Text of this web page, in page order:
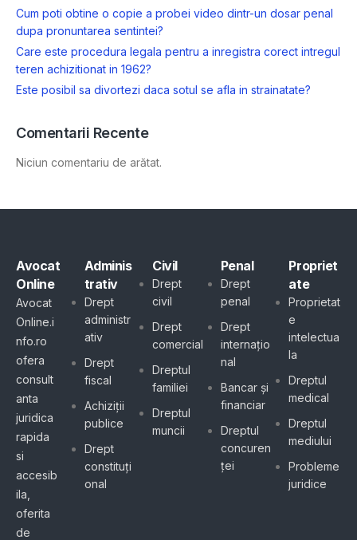
Cum poti obtine o copie a probei video dintr-un dosar penal
dupa pronuntarea sentintei?
Care este procedura legala pentru a inregistra corect intregul
teren achizitionat in 1962?
Este posibil sa divortezi daca sotul se afla in strainatate?
Comentarii Recente
Niciun comentariu de arătat.
Avocat
Online
Avocat
Online.i
nfo.ro
ofera
consult
anta
juridica
rapida
si
accesib
ila,
oferita
de
Adminis
trativ
Drept
administr
ativ
Drept
fiscal
Achiziții
publice
Drept
constituți
onal
Civil
Drept
civil
Drept
comercial
Dreptul
familiei
Dreptul
muncii
Penal
Drept
penal
Drept
internațio
nal
Bancar și
financiar
Dreptul
concuren
ței
Propriet
ate
Proprietat
e
intelectua
la
Dreptul
medical
Dreptul
mediului
Probleme
juridice